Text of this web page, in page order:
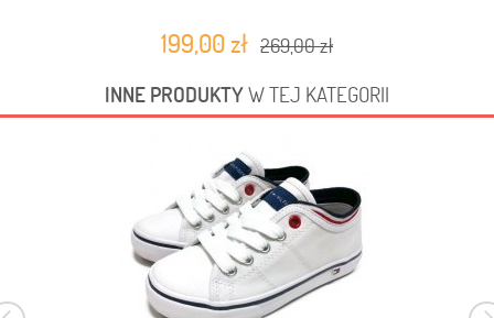
199,00 zł 269,00 zł
INNE PRODUKTYW TEJ KATEGORII